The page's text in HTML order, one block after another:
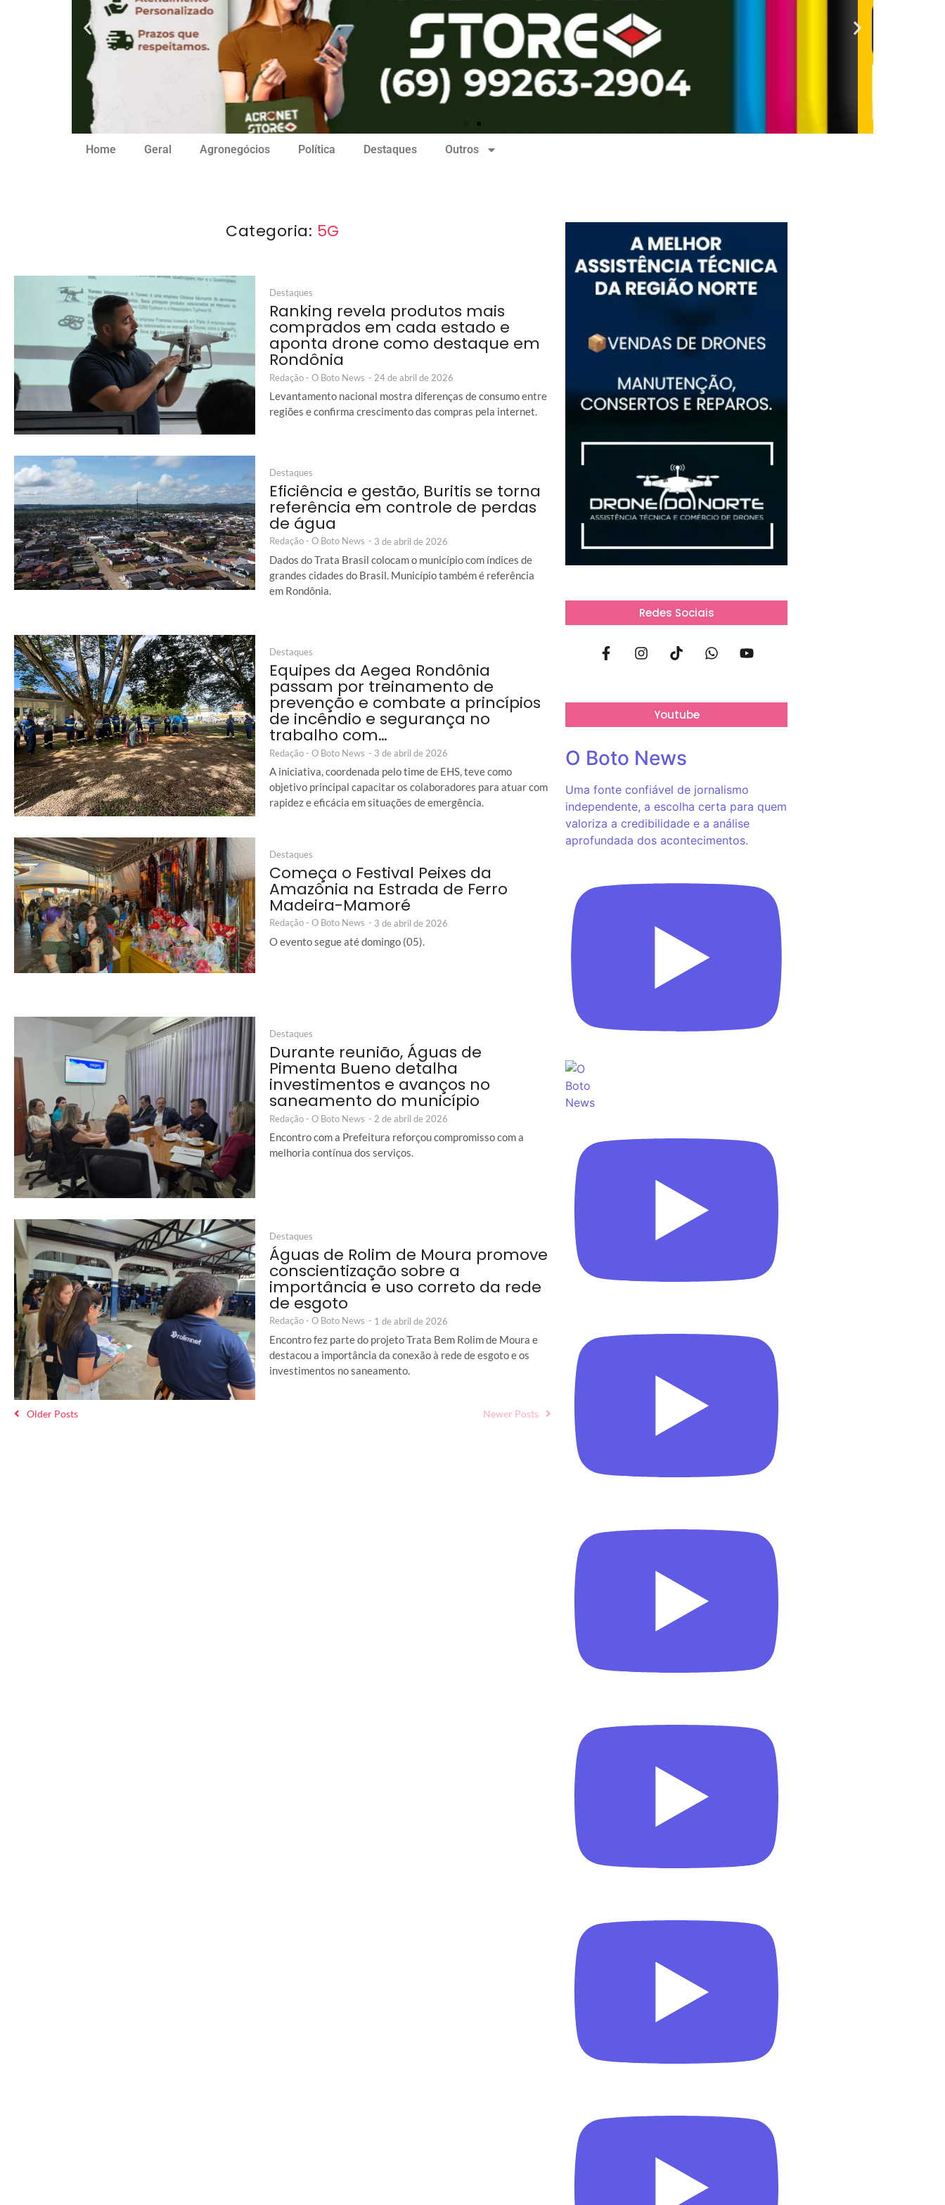
Home Geral Agronegócios Política Destaques Outros
Categoria: 5G
Destaques
Ranking revela produtos mais
comprados em cada estado e
aponta drone como destaque em
Rondônia
Redação - O Boto News - 24 de abril de 2026
Levantamento nacional mostra diferenças de consumo entre
regiões e confirma crescimento das compras pela internet.
Destaques
Eficiência e gestão, Buritis se torna
referência em controle de perdas
de água
Redação - O Boto News - 3 de abril de 2026
Dados do Trata Brasil colocam o município com índices de
grandes cidades do Brasil. Município também é referência
em Rondônia.
Destaques
Equipes da Aegea Rondônia
passam por treinamento de
prevenção e combate a princípios
de incêndio e segurança no
trabalho com…
Redação - O Boto News - 3 de abril de 2026
A iniciativa, coordenada pelo time de EHS, teve como
objetivo principal capacitar os colaboradores para atuar com
rapidez e eficácia em situações de emergência.
Destaques
Começa o Festival Peixes da
Amazônia na Estrada de Ferro
Madeira-Mamoré
Redação - O Boto News - 3 de abril de 2026
O evento segue até domingo (05).
Destaques
Durante reunião, Águas de
Pimenta Bueno detalha
investimentos e avanços no
saneamento do município
Redação - O Boto News - 2 de abril de 2026
Encontro com a Prefeitura reforçou compromisso com a
melhoria contínua dos serviços.
Destaques
Águas de Rolim de Moura promove
conscientização sobre a
importância e uso correto da rede
de esgoto
Redação - O Boto News - 1 de abril de 2026
Encontro fez parte do projeto Trata Bem Rolim de Moura e
destacou a importância da conexão à rede de esgoto e os
investimentos no saneamento.
Older Posts Newer Posts
Redes Sociais
Youtube
O Boto News
Uma fonte confiável de jornalismo
independente, a escolha certa para quem
valoriza a credibilidade e a análise
aprofundada dos acontecimentos.